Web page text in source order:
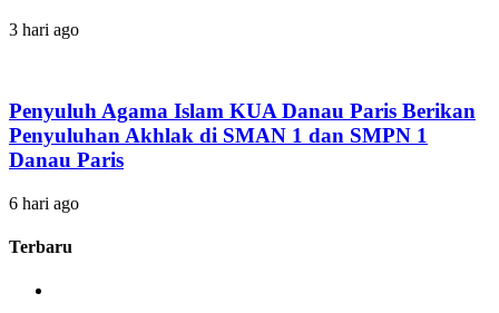
3 hari ago
Penyuluh Agama Islam KUA Danau Paris Berikan
Penyuluhan Akhlak di SMAN 1 dan SMPN 1
Danau Paris
6 hari ago
Terbaru